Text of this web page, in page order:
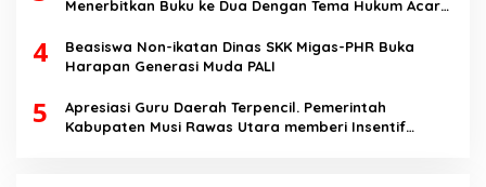
Menerbitkan Buku ke Dua Dengan Tema Hukum Acara
4
Beasiswa Non-ikatan Dinas SKK Migas-PHR Buka
Harapan Generasi Muda PALI
5
Apresiasi Guru Daerah Terpencil. Pemerintah
Kabupaten Musi Rawas Utara memberi Insentif